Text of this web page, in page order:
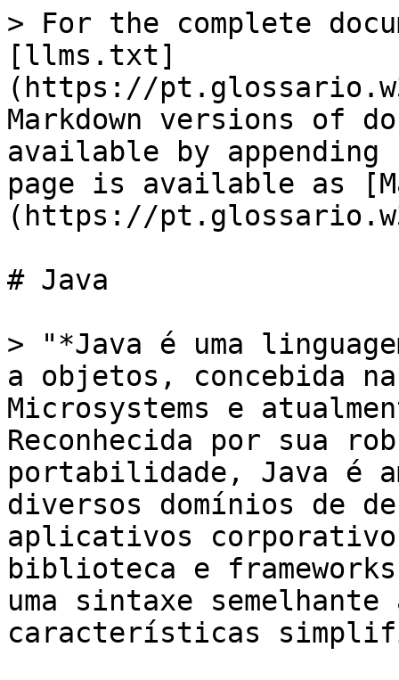
> For the complete
[llms.txt]
(https://
Markdown versions of
available by
page is available as
(https://
# Java
> "*Java é uma
a objetos, concebida
Microsystems e
Reconhecida por sua
portabilidade, Java é
diversos domínios de
aplicativos
biblioteca e
uma sintaxe semelhante
características